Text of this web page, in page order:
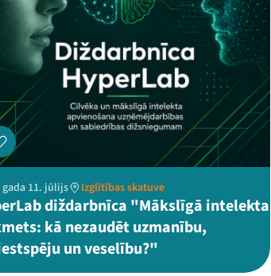
gada 11. jūlijs Izglītības skatuve
diždarbnīca "Mākslīgā intelekta
kā nezaudēt uzmanību,
un veselību?"